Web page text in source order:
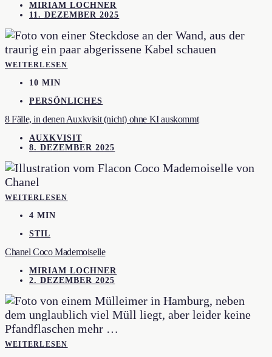
MIRIAM LOCHNER
11. DEZEMBER 2025
WEITERLESEN
10 MIN
PERSÖNLICHES
8 Fälle, in denen Auxkvisit (nicht) ohne KI auskommt
AUXKVISIT
8. DEZEMBER 2025
WEITERLESEN
4 MIN
STIL
Chanel Coco Mademoiselle
MIRIAM LOCHNER
2. DEZEMBER 2025
WEITERLESEN